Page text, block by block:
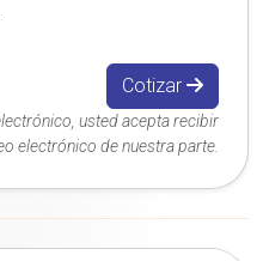
Cotizar
usted acepta recibir
electrónico de nuestra parte.